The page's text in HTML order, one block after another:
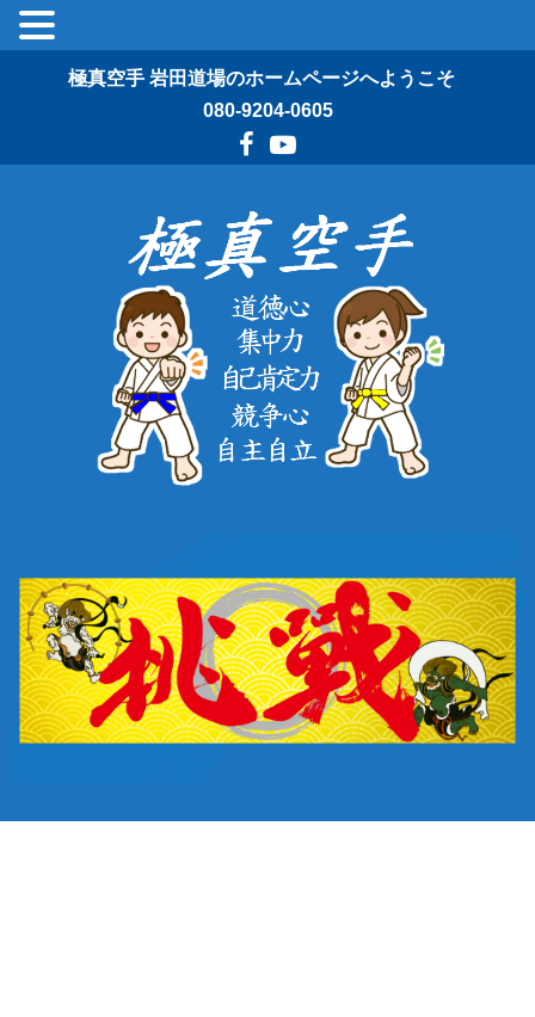
極真空手 岩田道場のホームページへようこそ
080-9204-0605